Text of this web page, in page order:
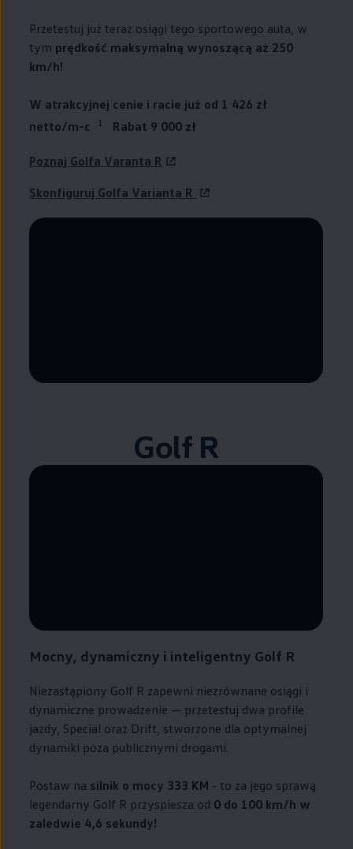
Przetestuj już teraz osiągi tego sportowego auta, w
tym prędkość maksymalną wynoszącą aż 250
km/h!
W atrakcyjnej cenie i racie już od 1 426 zł
netto/m-c
1 Rabat 9 000 zł
Poznaj Golfa Varanta R
Skonfiguruj Golfa Varianta R
Golf R
Mocny, dynamiczny i inteligentny Golf R
Niezastąpiony Golf R zapewni niezrównane osiągi i
dynamiczne prowadzenie — przetestuj dwa profile
jazdy, Special oraz Drift, stworzone dla optymalnej
dynamiki poza publicznymi drogami.
Postaw na silnik o mocy 333 KM - to za jego sprawą
legendarny Golf R przyspiesza od 0 do 100 km/h w
zaledwie 4,6 sekundy!